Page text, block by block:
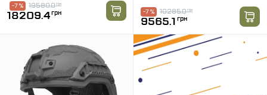
19580.0грн
-7 %
18209.4грн 10285.0грн
-7 %
9565.1 грн